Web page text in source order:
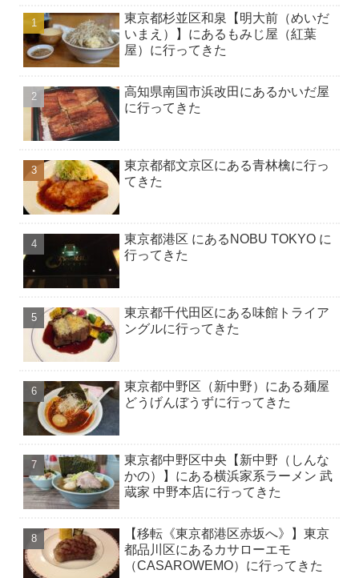
東京都杉並区和泉【明大前（めいだ
いまえ）】にあるもみじ屋（紅葉
屋）に行ってきた
高知県南国市浜改田にあるかいだ屋
に行ってきた
東京都都文京区にある青林檎に行っ
てきた
東京都港区 にあるNOBU TOKYO に
行ってきた
東京都千代田区にある味館トライア
ングルに行ってきた
東京都中野区（新中野）にある麺屋
どうげんぼうずに行ってきた
東京都中野区中央【新中野（しんな
かの）】にある横浜家系ラーメン 武
蔵家 中野本店に行ってきた
【移転《東京都港区赤坂へ》】東京
都品川区にあるカサローエモ
（CASAROWEMO）に行ってきた